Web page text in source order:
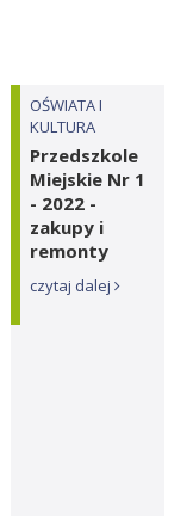
OŚWIATA I
KULTURA
Przedszkole
Miejskie Nr 1
- 2022 -
zakupy i
remonty
czytaj dalej